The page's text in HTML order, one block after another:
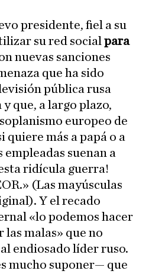
presidente, fiel a su
su red social para
nuevas sanciones
que ha sido
pública rusa
que, a largo plazo,
europeo de
quiere más a papá o a
suenan a
ridícula guerra!
(Las mayúsculas
Y el recado
«lo podemos hacer
las malas» que no
endiosado líder ruso.
mucho suponer— que